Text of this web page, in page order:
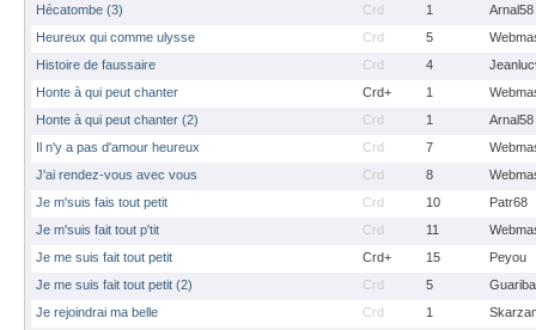
Hécatombe (3)
Crd 1
Arnal58
Heureux qui comme ulysse
Crd 5
Histoire de faussaire
Crd 4
Honte à qui peut chanter
Crd+ 1
Honte à qui peut chanter (2)
Crd 1
Arnal58
Il n'y a pas d'amour heureux
Crd 7
J'ai rendez-vous avec vous
Crd 8
Je m'suis fais tout petit
Crd 10
Patr68
Je m'suis fait tout p'tit
Crd 11
Je me suis fait tout petit
Crd+ 15
Peyou
Je me suis fait tout petit (2)
Crd 5
Je rejoindrai ma belle
Crd 1